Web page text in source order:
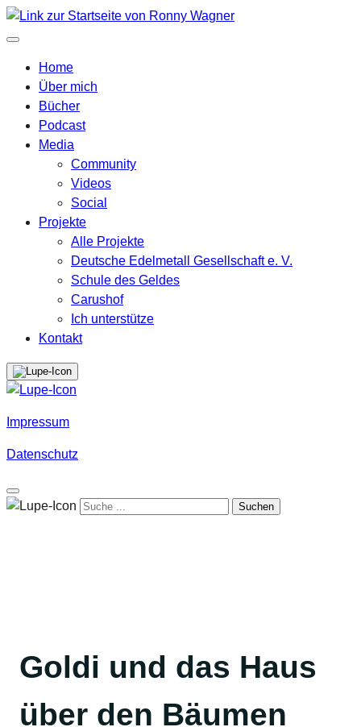
Home
Über mich
Bücher
Podcast
Media
Community
Videos
Social
Projekte
Alle Projekte
Deutsche Edelmetall Gesellschaft e. V.
Schule des Geldes
Carushof
Ich unterstütze
Kontakt
Impressum
Datenschutz
Suchen
Goldi und das Haus
über den Bäumen